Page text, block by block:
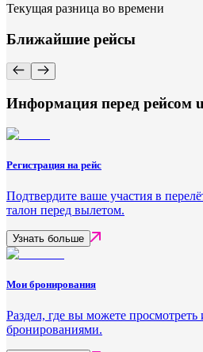
Текущая разница во времени
Ближайшие рейсы
Информация перед рейсом
Регистрация на рейс
Подтвердите ваше участия в
талон перед вылетом.
Узнать больше
Мои бронирования
Раздел, где вы можете
бронированиями.